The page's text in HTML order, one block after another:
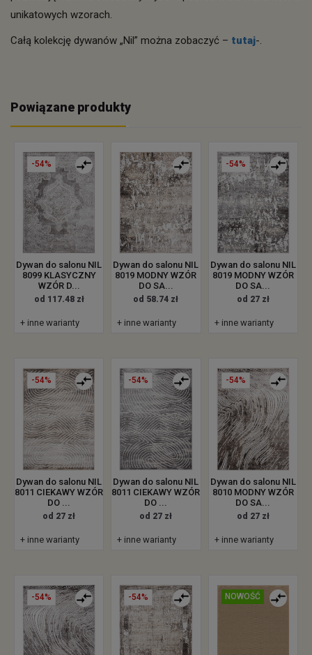
unikatowych wzorach.
Całą kolekcję dywanów „Nil” można zobaczyć – tutaj-.
Powiązane produkty
-54%
Dywan do salonu NIL
8099 KLASYCZNY
WZÓR D...
od 117.48 zł
+ inne warianty
Dywan do salonu NIL
8019 MODNY WZÓR
DO SA...
od 58.74 zł
+ inne warianty
-54%
Dywan do salonu NIL
8019 MODNY WZÓR
DO SA...
od 27 zł
+ inne warianty
-54%
Dywan do salonu NIL
8011 CIEKAWY WZÓR
DO ...
od 27 zł
+ inne warianty
-54%
Dywan do salonu NIL
8011 CIEKAWY WZÓR
DO ...
od 27 zł
+ inne warianty
-54%
Dywan do salonu NIL
8010 MODNY WZÓR
DO SA...
od 27 zł
+ inne warianty
-54% -54% NOWOŚĆ